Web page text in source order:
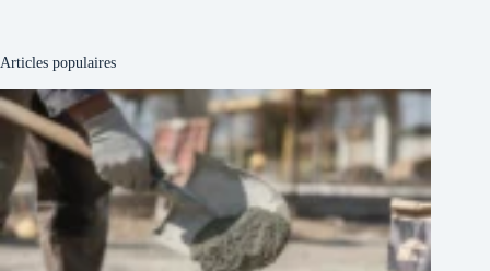
Articles populaires